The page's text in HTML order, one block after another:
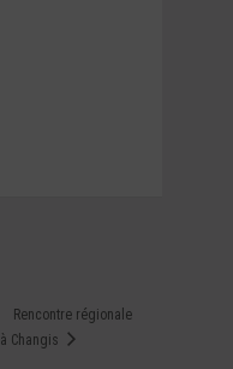
Rencontre régionale
à Changis